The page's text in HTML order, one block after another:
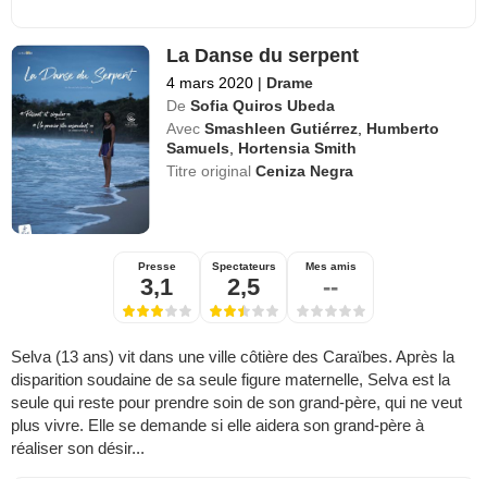
La Danse du serpent
4 mars 2020 | Drame
De Sofia Quiros Ubeda
Avec Smashleen Gutiérrez Humberto
Samuels
Hortensia Smith
Titre originalCeniza Negra
Presse
3,1
Spectateurs
2,5
Mes amis
--
Selva (13 ans) vit dans une ville côtière des Caraïbes. Après la
disparition soudaine de sa seule figure maternelle, Selva est la
seule qui reste pour prendre soin de son grand-père, qui ne veut
plus vivre. Elle se demande si elle aidera son grand-père à
réaliser son désir...